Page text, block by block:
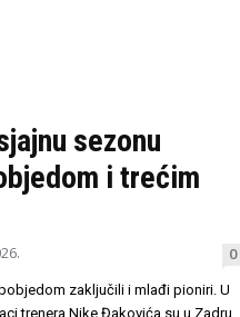
sezonu
i trećim
0
zaključili i mlađi pioniri. U
trenera Nike Đakovića su u Zadru